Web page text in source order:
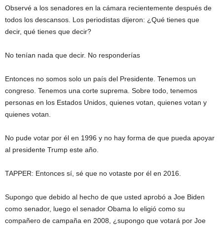
Observé a los senadores en la cámara recientemente después de
todos los descansos. Los periodistas dijeron: ¿Qué tienes que
decir, qué tienes que decir?
No tenían nada que decir. No responderías
Entonces no somos solo un país del Presidente. Tenemos un
congreso. Tenemos una corte suprema. Sobre todo, tenemos
personas en los Estados Unidos, quienes votan, quienes votan y
quienes votan.
No pude votar por él en 1996 y no hay forma de que pueda apoyar
al presidente Trump este año.
TAPPER: Entonces sí, sé que no votaste por él en 2016.
Supongo que debido al hecho de que usted aprobó a Joe Biden
como senador, luego el senador Obama lo eligió como su
compañero de campaña en 2008, ¿supongo que votará por Joe